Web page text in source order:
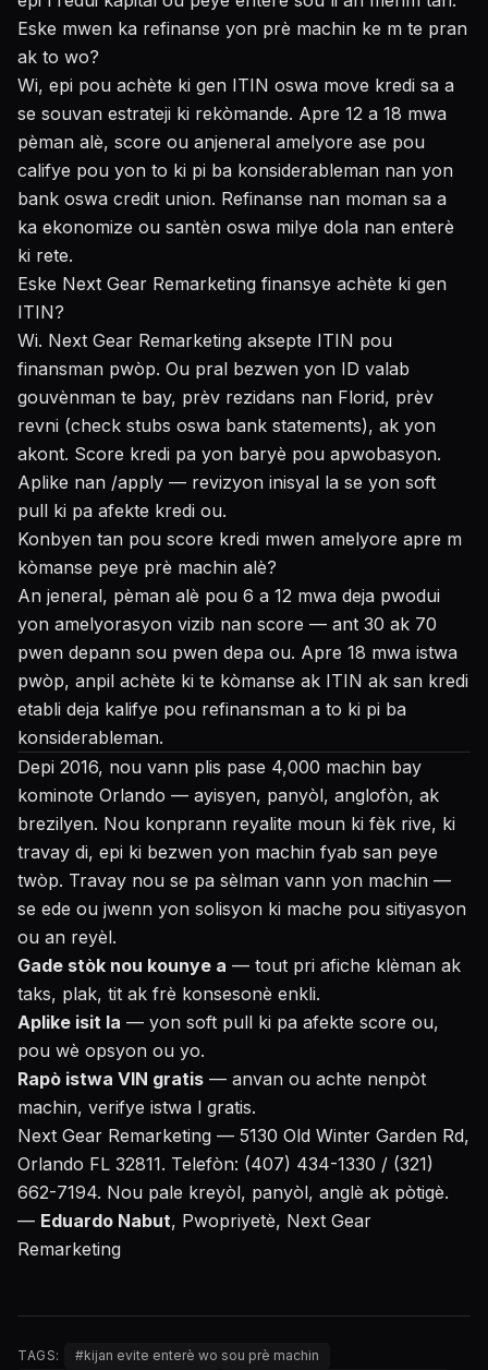
Eske mwen ka refinanse yon prè machin ke m te pran
ak to wo?
Wi, epi pou achète ki gen ITIN oswa move kredi sa a
se souvan estrateji ki rekòmande. Apre 12 a 18 mwa
pèman alè, score ou anjeneral amelyore ase pou
califye pou yon to ki pi ba konsiderableman nan yon
bank oswa credit union. Refinanse nan moman sa a
ka ekonomize ou santèn oswa milye dola nan enterè
ki rete.
Eske Next Gear Remarketing finansye achète ki gen
ITIN?
Wi. Next Gear Remarketing aksepte ITIN pou
finansman pwòp. Ou pral bezwen yon ID valab
gouvènman te bay, prèv rezidans nan Florid, prèv
revni (check stubs oswa bank statements), ak yon
akont. Score kredi pa yon baryè pou apwobasyon.
Aplike nan /apply — revizyon inisyal la se yon soft
pull ki pa afekte kredi ou.
Konbyen tan pou score kredi mwen amelyore apre m
kòmanse peye prè machin alè?
An jeneral, pèman alè pou 6 a 12 mwa deja pwodui
yon amelyorasyon vizib nan score — ant 30 ak 70
pwen depann sou pwen depa ou. Apre 18 mwa istwa
pwòp, anpil achète ki te kòmanse ak ITIN ak san kredi
etabli deja kalifye pou refinansman a to ki pi ba
konsiderableman.
Depi 2016, nou vann plis pase 4,000 machin bay
kominote Orlando — ayisyen, panyòl, anglofòn, ak
brezilyen. Nou konprann reyalite moun ki fèk rive, ki
travay di, epi ki bezwen yon machin fyab san peye
twòp. Travay nou se pa sèlman vann yon machin —
se ede ou jwenn yon solisyon ki mache pou sitiyasyon
ou an reyèl.
Gade stòk nou kounye a — tout pri afiche klèman ak
taks, plak, tit ak frè konsesonè enkli.
Aplike isit la — yon soft pull ki pa afekte score ou,
pou wè opsyon ou yo.
Rapò istwa VIN gratis — anvan ou achte nenpòt
machin, verifye istwa l gratis.
Next Gear Remarketing — 5130 Old Winter Garden Rd,
Orlando FL 32811. Telefòn: (407) 434-1330 / (321)
662-7194. Nou pale kreyòl, panyòl, anglè ak pòtigè.
— Eduardo Nabut, Pwopriyetè, Next Gear
Remarketing
TAGS: #kijan evite enterè wo sou prè machin